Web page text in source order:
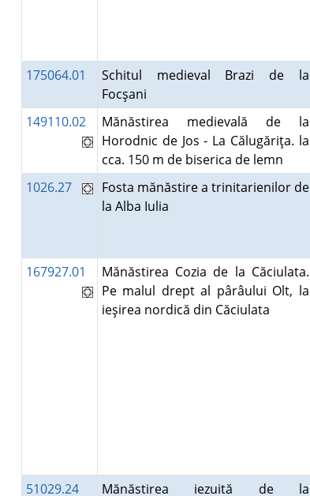
175064.01
Schitul medieval Brazi de la
Focşani
149110.02
Mănăstirea medievală de la
Horodnic de Jos - La Călugăriţa. la
cca. 150 m de biserica de lemn
1026.27
Fosta mănăstire a trinitarienilor de
la Alba Iulia
167927.01
Mănăstirea Cozia de la Căciulata.
Pe malul drept al pârâului Olt, la
ieşirea nordică din Căciulata
51029.24
Mănăstirea iezuită de la